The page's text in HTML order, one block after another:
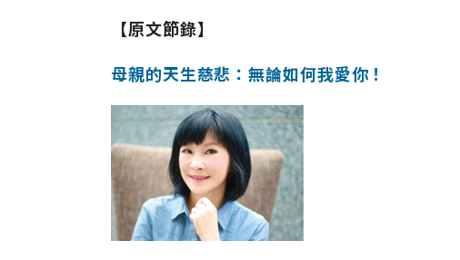
【原文節錄】
母親的天生慈悲：無論如何我愛你！